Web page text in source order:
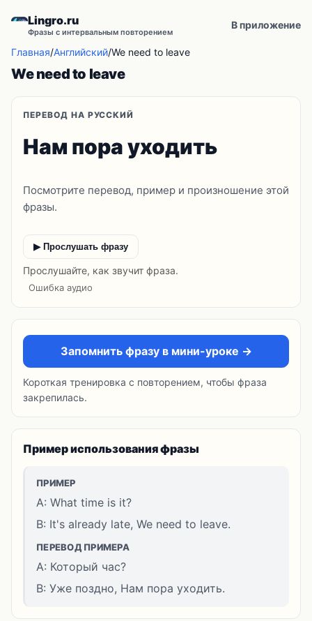
Lingro.ru
Фразы с интервальным повторением
В приложение
Главная/Английский/We need to leave
We need to leave
ПЕРЕВОД НА РУССКИЙ
Нам пора уходить
Посмотрите перевод, пример и произношение этой
фразы.
▶ Прослушать фразу
Прослушайте, как звучит фраза.
Ошибка аудио
Запомнить фразу в мини-уроке →
Короткая тренировка с повторением, чтобы фраза
закрепилась.
Пример использования фразы
ПРИМЕР
A: What time is it?
B: It's already late, We need to leave.
ПЕРЕВОД ПРИМЕРА
A: Который час?
B: Уже поздно, Нам пора уходить.